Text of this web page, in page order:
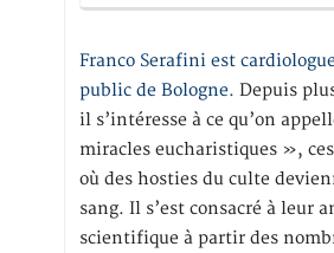
Franco Serafini est
public de Bologne. Depuis
il s’intéresse à ce qu’on
miracles eucharistiques »,
où des hosties du culte
sang. Il s’est consacré à leur
scientifique à partir des